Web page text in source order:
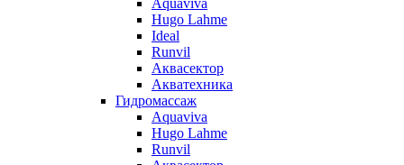
Hugo Lahme
Ideal
Runvil
Аквасектор
Акватехника
Гидромассаж
Aquaviva
Hugo Lahme
Runvil